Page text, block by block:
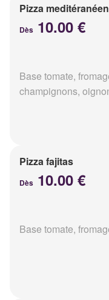
Pizza
Dès 10.00 €
Base tomate,
champignons,
Pizza fajitas
Dès 10.00 €
Base tomate,